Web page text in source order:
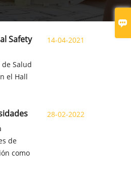

Safety
Salud
el Hall
14-04-2021
de
como
28-02-2022